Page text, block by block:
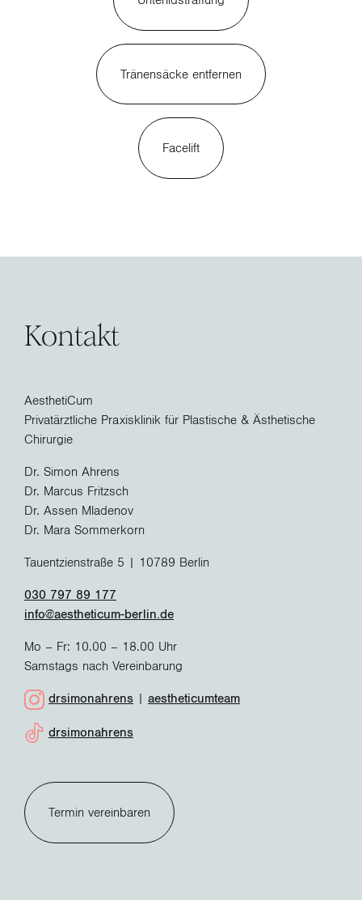
Tränensäcke entfernen
Facelift
Kontakt
AesthetiCum
Privatärztliche Praxisklinik für Plastische & Ästhetische
Chirurgie
Dr. Simon Ahrens
Dr. Marcus Fritzsch
Dr. Assen Mladenov
Dr. Mara Sommerkorn
Tauentzienstraße 5 | 10789 Berlin
030 797 89 177
info@aestheticum-berlin.de
Mo – Fr: 10.00 – 18.00 Uhr
Samstags nach Vereinbarung
drsimonahrens | aestheticumteam
drsimonahrens
Termin vereinbaren